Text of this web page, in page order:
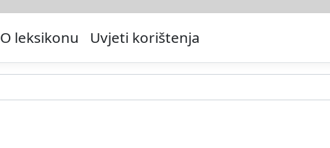
O leksikonu Uvjeti korištenja